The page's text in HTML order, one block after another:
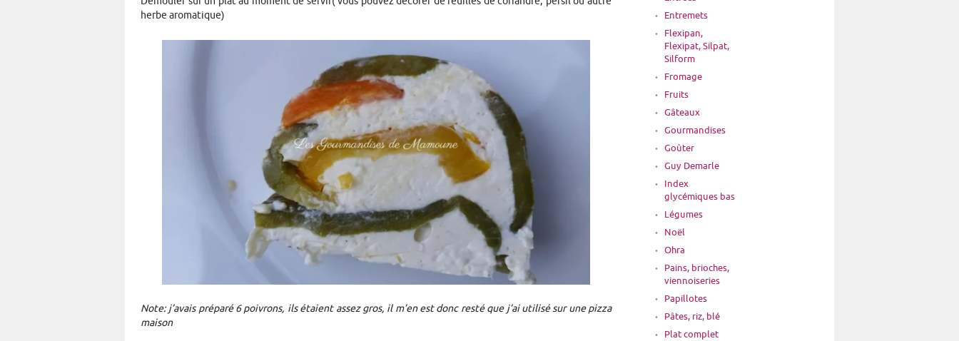
herbe aromatique)
Note: j’avais préparé 6 poivrons, ils étaient assez gros, il m’en est donc resté que j’ai utilisé sur une pizza
maison
Entremets
Flexipan,
Flexipat, Silpat,
Silform
Fromage
Fruits
Gâteaux
Gourmandises
Goûter
Guy Demarle
Index
glycémiques bas
Légumes
Noël
Ohra
Pains, brioches,
viennoiseries
Papillotes
Pâtes, riz, blé
Plat complet